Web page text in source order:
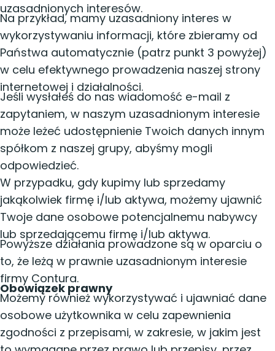
uzasadnionych interesów.
Na przykład, mamy uzasadniony interes w
wykorzystywaniu informacji, które zbieramy od
Państwa automatycznie (patrz punkt 3 powyżej)
w celu efektywnego prowadzenia naszej strony
internetowej i działalności.
Jeśli wysłałeś do nas wiadomość e-mail z
zapytaniem, w naszym uzasadnionym interesie
może leżeć udostępnienie Twoich danych innym
spółkom z naszej grupy, abyśmy mogli
odpowiedzieć.
W przypadku, gdy kupimy lub sprzedamy
jakąkolwiek firmę i/lub aktywa, możemy ujawnić
Twoje dane osobowe potencjalnemu nabywcy
lub sprzedającemu firmę i/lub aktywa.
Powyższe działania prowadzone są w oparciu o
to, że leżą w prawnie uzasadnionym interesie
firmy Contura.
Obowiązek prawny
Możemy również wykorzystywać i ujawniać dane
osobowe użytkownika w celu zapewnienia
zgodności z przepisami, w zakresie, w jakim jest